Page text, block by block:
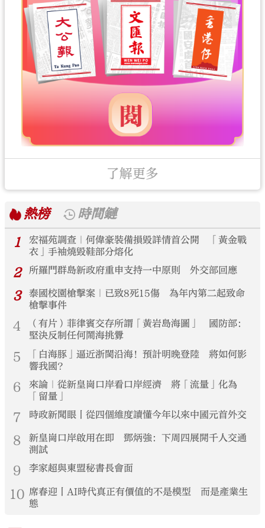
了解更多
熱榜
時間鏈
1
宏福苑調查｜何偉豪裝備損毀詳情首公開 「黃金戰
衣」手袖燒毀鞋部分熔化
2 所羅門群島新政府重申支持一中原則 外交部回應
3
泰國校園槍擊案｜已致8死15傷 為年內第二起致命
槍擊事件
4
（有片）菲律賓交存所謂「黃岩島海圖」 國防部：
堅決反制任何鬧海挑釁
5
「白海豚」逼近浙閩沿海！預計明晚登陸 將如何影
響我國？
6
來論｜從新皇崗口岸看口岸經濟 將「流量」化為
「留量」
7 時政新聞眼丨從四個維度讀懂今年以來中國元首外交
8
新皇崗口岸啟用在即 鄧炳強：下周四展開千人交通
測試
9 李家超與東盟秘書長會面
10 席春迎丨AI時代真正有價值的不是模型 而是產業生
態